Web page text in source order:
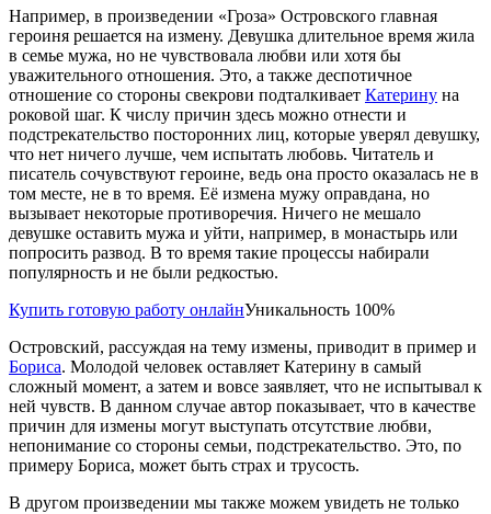
Например, в произведении «Гроза» Островского главная
героиня решается на измену. Девушка длительное время жила
в семье мужа, но не чувствовала любви или хотя бы
уважительного отношения. Это, а также деспотичное
отношение со стороны свекрови подталкивает Катерину на
роковой шаг. К числу причин здесь можно отнести и
подстрекательство посторонних лиц, которые уверял девушку,
что нет ничего лучше, чем испытать любовь. Читатель и
писатель сочувствуют героине, ведь она просто оказалась не в
том месте, не в то время. Её измена мужу оправдана, но
вызывает некоторые противоречия. Ничего не мешало
девушке оставить мужа и уйти, например, в монастырь или
попросить развод. В то время такие процессы набирали
популярность и не были редкостью.
Купить готовую работу онлайнУникальность 100%
Островский, рассуждая на тему измены, приводит в пример и
Бориса. Молодой человек оставляет Катерину в самый
сложный момент, а затем и вовсе заявляет, что не испытывал к
ней чувств. В данном случае автор показывает, что в качестве
причин для измены могут выступать отсутствие любви,
непонимание со стороны семьи, подстрекательство. Это, по
примеру Бориса, может быть страх и трусость.
В другом произведении мы также можем увидеть не только